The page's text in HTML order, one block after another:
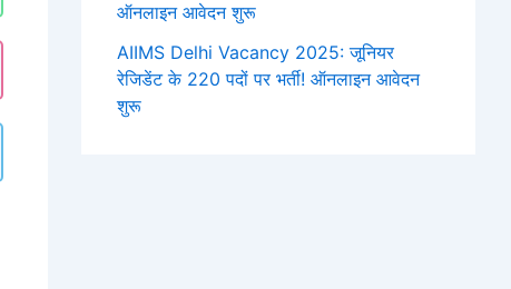
ऑनलाइन आवेदन शुरू
AIIMS Delhi Vacancy 2025: जूनियर
रेजिडेंट के 220 पदों पर भर्ती! ऑनलाइन आवेदन
शुरू